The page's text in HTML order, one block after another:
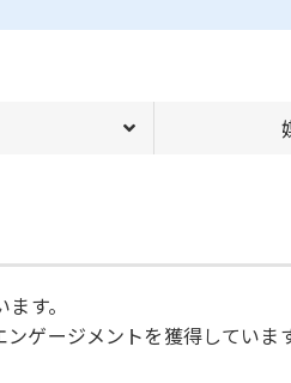
す。
ゲージメントを獲得しています